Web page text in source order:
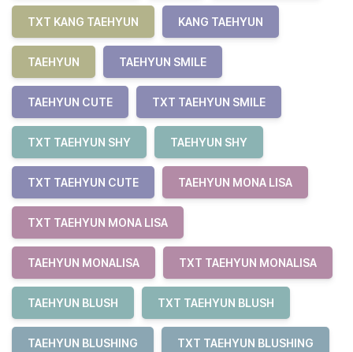
TXT KANG TAEHYUN KANG TAEHYUN
TAEHYUN TAEHYUN SMILE
TAEHYUN CUTE TXT TAEHYUN SMILE
TXT TAEHYUN SHY TAEHYUN SHY
TXT TAEHYUN CUTE TAEHYUN MONA LISA
TXT TAEHYUN MONA LISA
TAEHYUN MONALISA TXT TAEHYUN MONALISA
TAEHYUN BLUSH TXT TAEHYUN BLUSH
TAEHYUN BLUSHING TXT TAEHYUN BLUSHING